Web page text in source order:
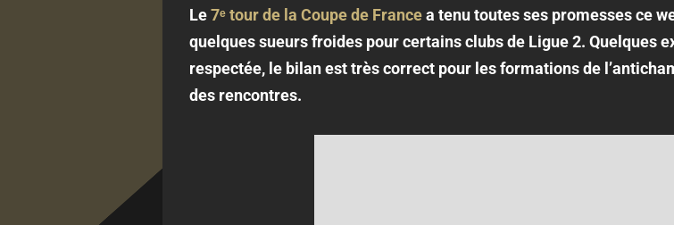
Le7ᵉ tour de la Coupe de Francea tenu toutes ses promesses ce
quelques sueurs froides pour certains clubs de Ligue 2. Quelques
respectée, le bilan est très correct pour les formations de
des rencontres.